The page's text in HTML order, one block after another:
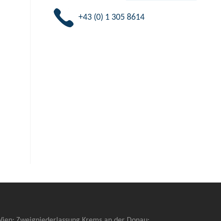
+43 (0) 1 305 8614